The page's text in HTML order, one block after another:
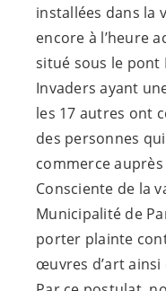
installées dans la
encore à l’heure
situé sous le pont
Invaders ayant
les 17 autres ont
des personnes
commerce
Consciente de la
Municipalité de
porter plainte
œuvres d’art ainsi